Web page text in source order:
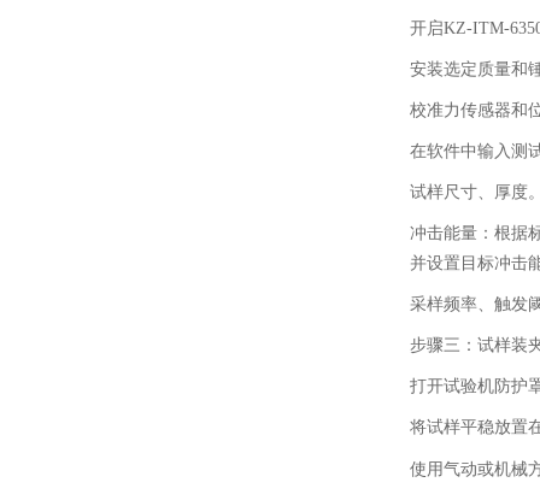
开启KZ-ITM-
安装选定质量和
校准力传感器和
在软件中输入测
试样尺寸、厚度
冲击能量：根据
并设置目标冲击
采样频率、触发
步骤三：试样装
打开试验机防护
将试样平稳放置
使用气动或机械